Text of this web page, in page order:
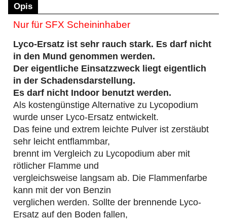
Opis
Nur für SFX Scheininhaber
Lyco-Ersatz ist sehr rauch stark. Es darf nicht
in den Mund genommen werden.
Der eigentliche Einsatzzweck liegt eigentlich
in der Schadensdarstellung.
Es darf nicht Indoor benutzt werden.
Als kostengünstige Alternative zu Lycopodium
wurde unser Lyco-Ersatz entwickelt.
Das feine und extrem leichte Pulver ist zerstäubt
sehr leicht entflammbar,
brennt im Vergleich zu Lycopodium aber mit
rötlicher Flamme und
vergleichsweise langsam ab. Die Flammenfarbe
kann mit der von Benzin
verglichen werden. Sollte der brennende Lyco-
Ersatz auf den Boden fallen,